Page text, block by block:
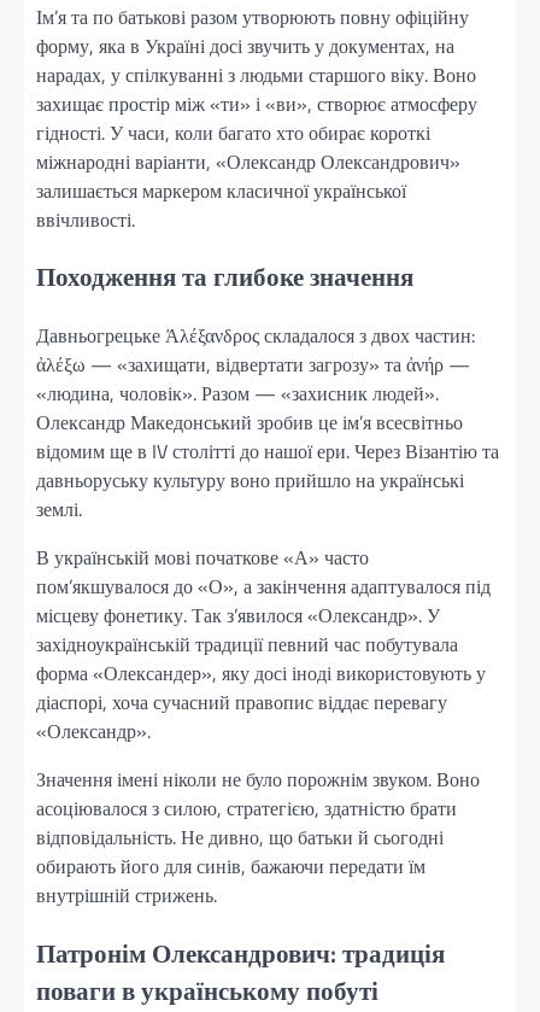
Ім’я та по батькові разом утворюють повну офіційну
форму, яка в Україні досі звучить у документах, на
нарадах, у спілкуванні з людьми старшого віку. Воно
захищає простір між «ти» і «ви», створює атмосферу
гідності. У часи, коли багато хто обирає короткі
міжнародні варіанти, «Олександр Олександрович»
залишається маркером класичної української
ввічливості.
Походження та глибоке значення
Давньогрецьке Ἀλέξανδρος складалося з двох частин:
ἀλέξω — «захищати, відвертати загрозу» та ἀνήρ —
«людина, чоловік». Разом — «захисник людей».
Олександр Македонський зробив це ім’я всесвітньо
відомим ще в IV столітті до нашої ери. Через Візантію та
давньоруську культуру воно прийшло на українські
землі.
В українській мові початкове «А» часто
пом’якшувалося до «О», а закінчення адаптувалося під
місцеву фонетику. Так з’явилося «Олександр». У
західноукраїнській традиції певний час побутувала
форма «Олександер», яку досі іноді використовують у
діаспорі, хоча сучасний правопис віддає перевагу
«Олександр».
Значення імені ніколи не було порожнім звуком. Воно
асоціювалося з силою, стратегією, здатністю брати
відповідальність. Не дивно, що батьки й сьогодні
обирають його для синів, бажаючи передати їм
внутрішній стрижень.
Патронім Олександрович: традиція
поваги в українському побуті